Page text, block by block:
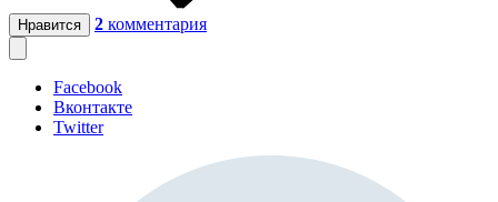
Нравится 2 комментария
Facebook
Вконтакте
Twitter